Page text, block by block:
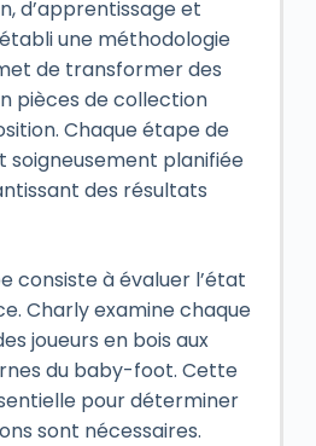
d’apprentissage et
une méthodologie
de transformer des
pièces de collection
Chaque étape de
soigneusement planifiée
des résultats
consiste à évaluer l’état
Charly examine chaque
joueurs en bois aux
du baby-foot. Cette
pour déterminer
sont nécessaires.